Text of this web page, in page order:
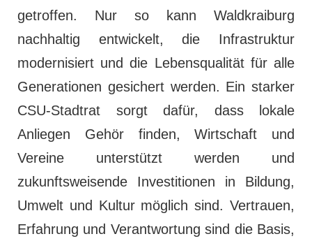
getroffen. Nur so kann Waldkraiburg
nachhaltig entwickelt, die Infrastruktur
modernisiert und die Lebensqualität für alle
Generationen gesichert werden. Ein starker
CSU-Stadtrat sorgt dafür, dass lokale
Anliegen Gehör finden, Wirtschaft und
Vereine unterstützt werden und
zukunftsweisende Investitionen in Bildung,
Umwelt und Kultur möglich sind. Vertrauen,
Erfahrung und Verantwortung sind die Basis,